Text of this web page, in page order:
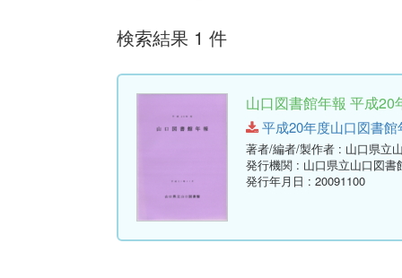
検索結果 1 件
山口図書館年報 平成20
平成20年度山口図書館
著者/編者/製作者 : 山口県立
発行機関 : 山口県立山口図書
発行年月日 : 20091100